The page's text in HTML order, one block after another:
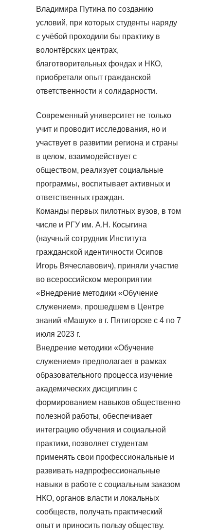
Владимира Путина по созданию
условий, при которых студенты наряду
с учёбой проходили бы практику в
волонтёрских центрах,
благотворительных фондах и НКО,
приобретали опыт гражданской
ответственности и солидарности.
Современный университет не только
учит и проводит исследования, но и
участвует в развитии региона и страны
в целом, взаимодействует с
обществом, реализует социальные
программы, воспитывает активных и
ответственных граждан.
Команды первых пилотных вузов, в том
числе и РГУ им. А.Н. Косыгина
(научный сотрудник Института
гражданской идентичности Осипов
Игорь Вячеславович), приняли участие
во всероссийском мероприятии
«Внедрение методики «Обучение
служением», прошедшем в Центре
знаний «Машук» в г. Пятигорске с 4 по 7
июля 2023 г.
Внедрение методики «Обучение
служением» предполагает в рамках
образовательного процесса изучение
академических дисциплин с
формированием навыков общественно
полезной работы, обеспечивает
интеграцию обучения и социальной
практики, позволяет студентам
применять свои профессиональные и
развивать надпрофессиональные
навыки в работе с социальным заказом
НКО, органов власти и локальных
сообществ, получать практический
опыт и приносить пользу обществу.